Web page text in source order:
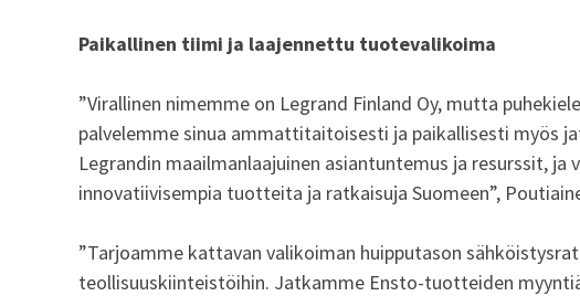
Paikallinen tiimi ja laajennettu tuotevalikoima
”Virallinen nimemme on Legrand Finland Oy, mutta
palvelemme sinua ammattitaitoisesti ja paikallisesti myös
Legrandin maailmanlaajuinen asiantuntemus ja resurssit, ja
innovatiivisempia tuotteita ja ratkaisuja Suomeen”,
”Tarjoamme kattavan valikoiman huipputason
teollisuuskiinteistöihin. Jatkamme Ensto-tuotteiden